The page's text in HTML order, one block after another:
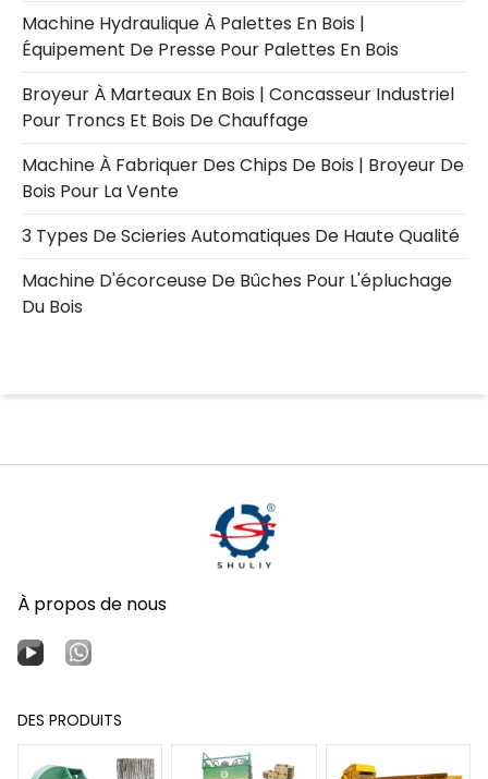
Machine Hydraulique À Palettes En Bois |
Équipement De Presse Pour Palettes En Bois
Broyeur À Marteaux En Bois | Concasseur Industriel
Pour Troncs Et Bois De Chauffage
Machine À Fabriquer Des Chips De Bois | Broyeur De
Bois Pour La Vente
3 Types De Scieries Automatiques De Haute Qualité
Machine D'écorceuse De Bûches Pour L'épluchage
Du Bois
À propos de nous
DES PRODUITS